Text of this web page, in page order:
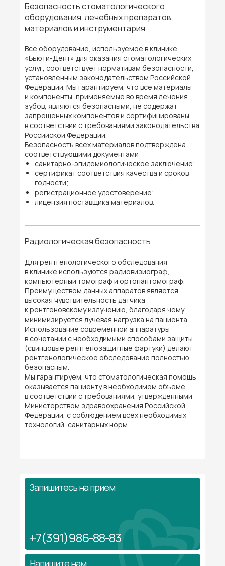
Радиологическая безопасность
Для рентгенологического обследования
в клинике используются радиовизиограф,
компьютерный томограф и ортопантомограф.
Преимуществом данных аппаратов является
высокая чувствительность датчика
к рентгеновскому излучению, благодаря чему
минимизируется лучевая нагрузка на пациента.
Использование современной аппаратуры
в сочетании с необходимыми способами защиты
(свинцовые рентгенозащитные фартуки) делают
рентгенологическое обследование полностью
безопасным.
Мы гарантируем, что стоматологическая помощь
оказывается пациенту в необходимом объеме,
в соответствии с требованиями, утвержденными
Министерством здравоохранения Российской
Федерации, с соблюдением всех необходимых
технологий, санитарных норм.
Безопасность стоматологического
оборудования, лечебных препаратов,
материалов и инструментария
Все оборудование, используемое в клинике
«Бьюти-Дент» для оказания стоматологических
услуг, соответствует нормативам безопасности,
установленным законодательством Российской
Федерации. Мы гарантируем, что все материалы
и компоненты, применяемые во время лечения
зубов, являются безопасными, не содержат
запрещенных компонентов и сертифицированы
в соответствии с требованиями законодательства
Российской Федерации.
Безопасность всех материалов подтверждена
соответствующими документами:
санитарно-эпидемиологическое заключение;
сертификат соответствия качества и сроков
годности;
регистрационное удостоверение;
лицензия поставщика материалов.
Запишитесь на прием
+7(391)986-88-83
Напишите нам